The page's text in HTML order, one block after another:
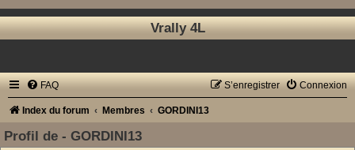
Vrally 4L
FAQ Connexion
S’enregistrer
Index du forum Membres GORDINI13
Profil de - GORDINI13